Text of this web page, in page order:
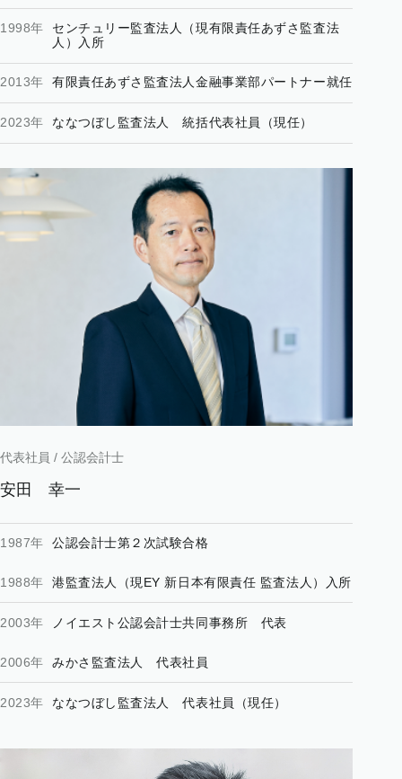
1998年
センチュリー監査法人（現有限責任あずさ監査法
人）入所
2013年 有限責任あずさ監査法人金融事業部パートナー就任
2023年 ななつぼし監査法人 統括代表社員（現任）
代表社員 / 公認会計士
安田 幸一
1987年 公認会計士第２次試験合格
1988年 港監査法人（現EY 新日本有限責任 監査法人）入所
2003年 ノイエスト公認会計士共同事務所 代表
2006年 みかさ監査法人 代表社員
2023年 ななつぼし監査法人 代表社員（現任）